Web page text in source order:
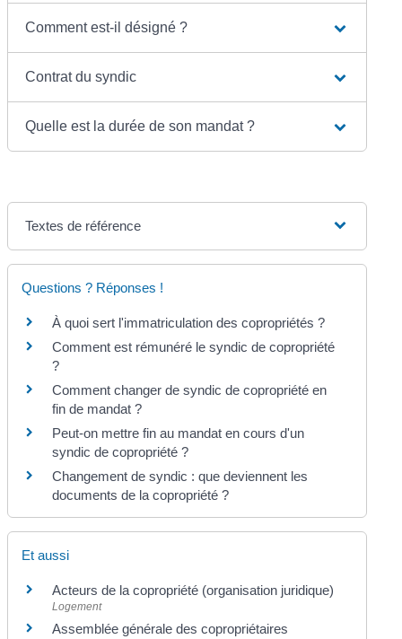
Comment est-il désigné ?
Contrat du syndic
Quelle est la durée de son mandat ?
Textes de référence
Questions ? Réponses !
À quoi sert l'immatriculation des copropriétés ?
Comment est rémunéré le syndic de copropriété
?
Comment changer de syndic de copropriété en
fin de mandat ?
Peut-on mettre fin au mandat en cours d'un
syndic de copropriété ?
Changement de syndic : que deviennent les
documents de la copropriété ?
Et aussi
Acteurs de la copropriété (organisation juridique)
Logement
Assemblée générale des copropriétaires